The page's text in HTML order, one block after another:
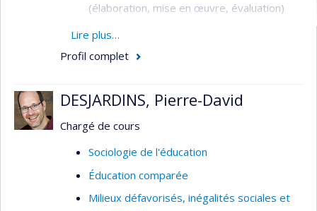
(élaboration, mise en œuvre, évaluation)
Pouvoir et enjeux politiques de l’éducation
Inégalités sociales et inégalités scolaires
Gestion du changement
Méthodes de recherche
Lire plus…
Profil complet
DESJARDINS, Pierre-David
Chargé de cours
Sociologie de l'éducation
Éducation comparée
Milieux défavorisés, inégalités sociales et